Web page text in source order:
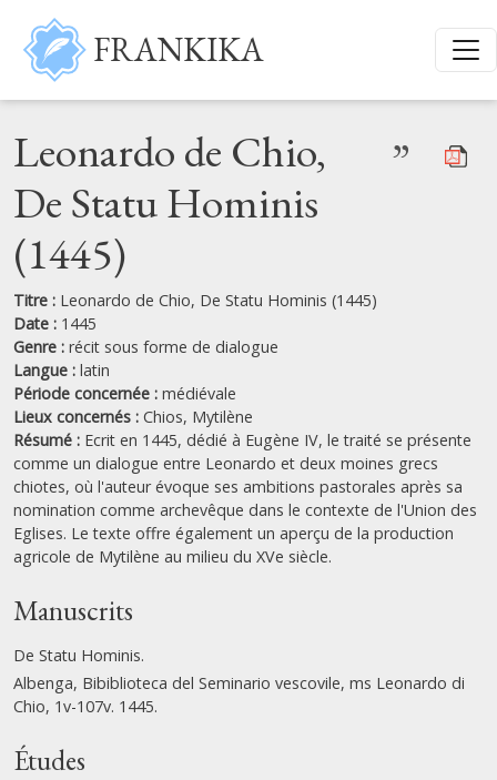
Aller au contenu principal
FRANKIKA
Leonardo de Chio,
De Statu Hominis
(1445)
”
Titre : Leonardo de Chio, De Statu Hominis (1445)
Date : 1445
Genre : récit sous forme de dialogue
Langue : latin
Période concernée : médiévale
Lieux concernés : Chios, Mytilène
Résumé : Ecrit en 1445, dédié à Eugène IV, le traité se présente
comme un dialogue entre Leonardo et deux moines grecs
chiotes, où l'auteur évoque ses ambitions pastorales après sa
nomination comme archevêque dans le contexte de l'Union des
Eglises. Le texte offre également un aperçu de la production
agricole de Mytilène au milieu du XVe siècle.
Manuscrits
De Statu Hominis.
Albenga, Bibiblioteca del Seminario vescovile, ms Leonardo di
Chio, 1v-107v. 1445.
Études